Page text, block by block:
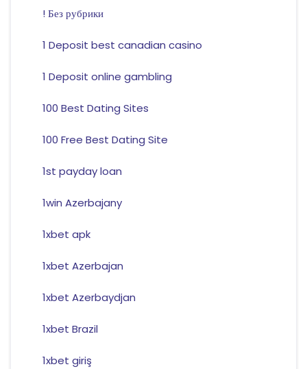
! Без рубрики
1 Deposit best canadian casino
1 Deposit online gambling
100 Best Dating Sites
100 Free Best Dating Site
1st payday loan
1win Azerbajany
1xbet apk
1xbet Azerbajan
1xbet Azerbaydjan
1xbet Brazil
1xbet giriş